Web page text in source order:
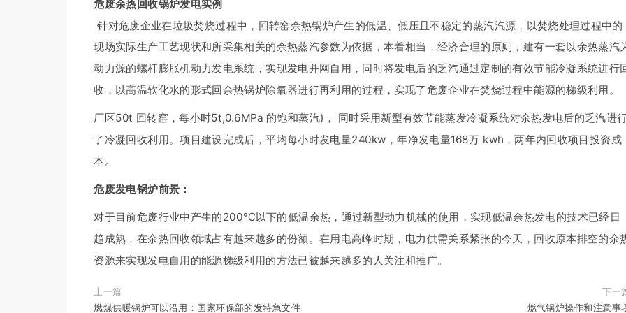
危废余热回收锅炉发电实例
针对危废企业在垃圾焚烧过程中，回转窑余热锅炉产生的低温、低压且不稳定的蒸汽汽源，以焚烧处理过程中的
现场实际生产工艺现状和所采集相关的余热蒸汽参数为依据，本着相当，经济合理的原则，建有一套以余热蒸汽
动力源的螺杆膨胀机动力发电系统，实现发电并网自用，同时将发电后的乏汽通过定制的有效节能冷凝系统进行
收，以高温软化水的形式回余热锅炉除氧器进行再利用的过程，实现了危废企业在焚烧过程中能源的梯级利用。
厂区50t 回转窑，每小时5t,0.6MPa 的饱和蒸汽)， 同时采用新型有效节能蒸发冷凝系统对余热发电后的乏汽进
了冷凝回收利用。项目建设完成后，平均每小时发电量240kw，年净发电量168万 kwh，两年内回收项目投资成
本。
危废发电锅炉前景：
对于目前危废行业中产生的200℃以下的低温余热，通过新型动力机械的使用，实现低温余热发电的技术已经日
趋成熟，在余热回收领域占有越来越多的份额。在用电高峰时期，电力供需关系紧张的今天，回收原本排空的余
资源来实现发电自用的能源梯级利用的方法已被越来越多的人关注和推广。
上一篇
燃煤供暖锅炉可以沿用：国家环保部的发特急文件
下一
燃气锅炉操作和注意事